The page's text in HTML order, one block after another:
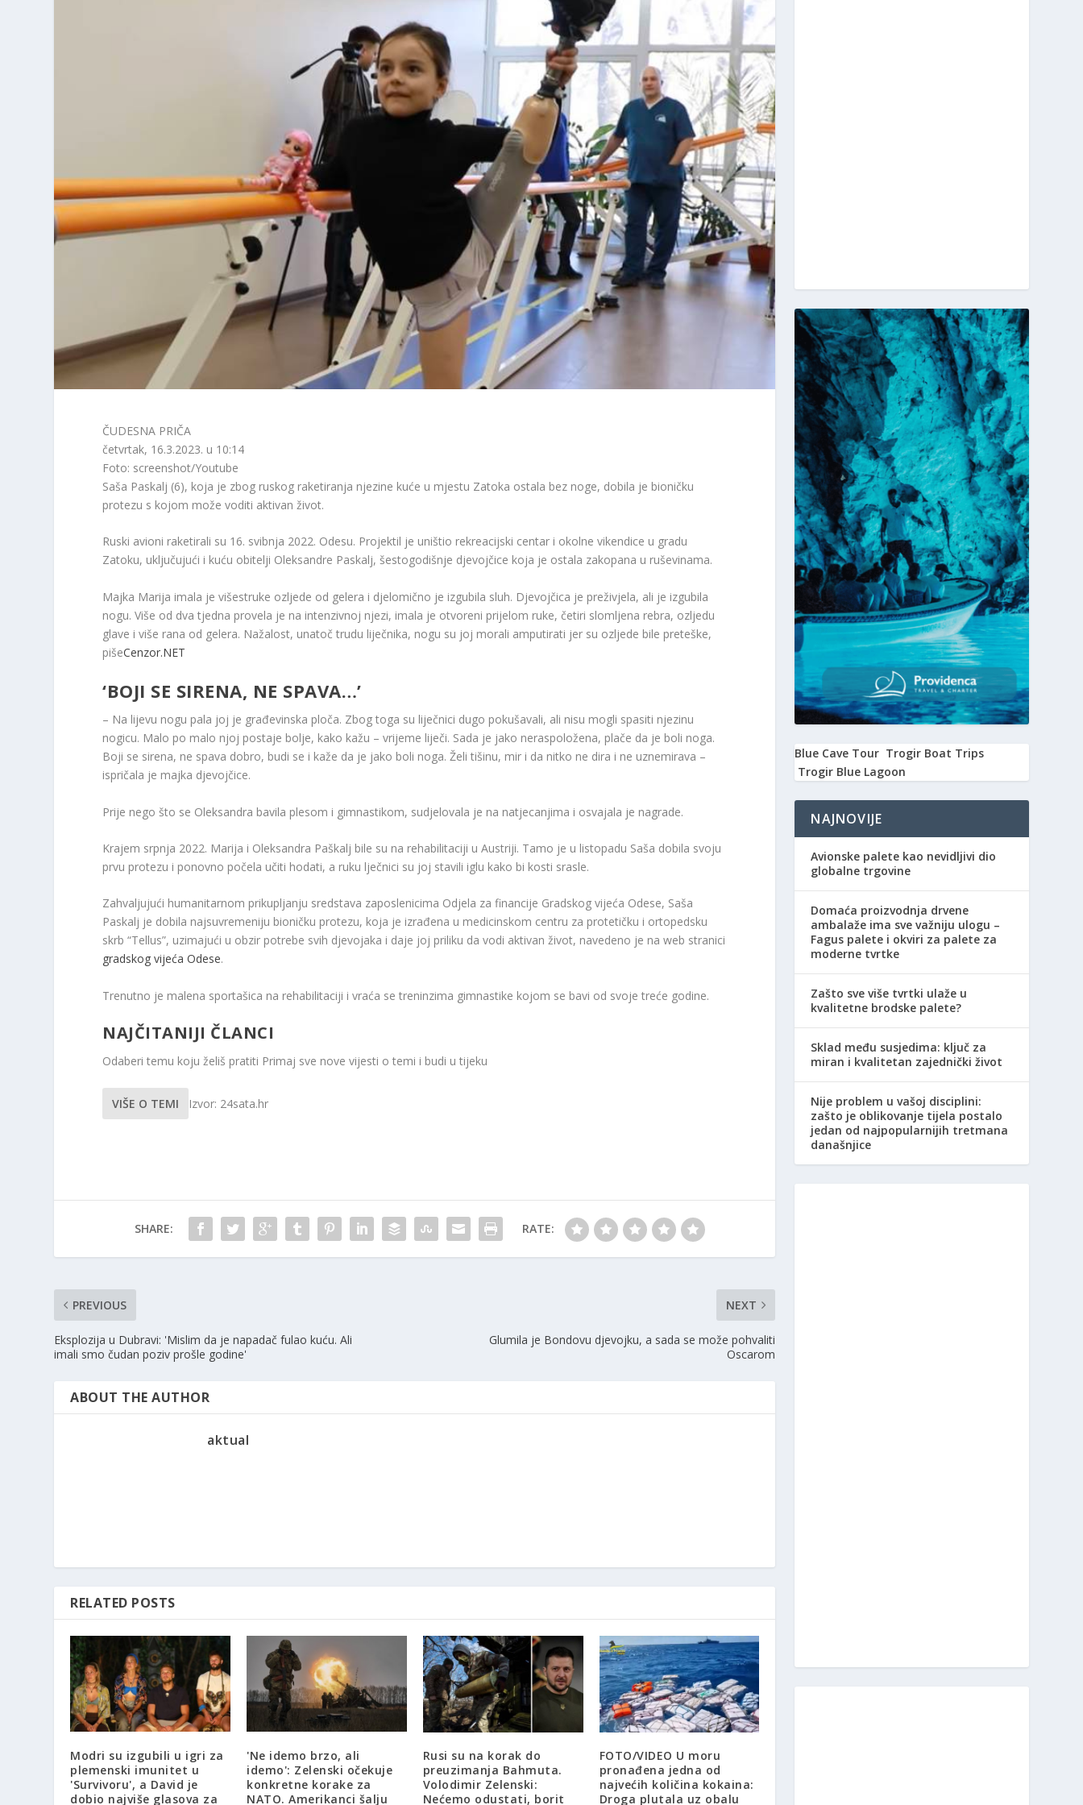
ČUDESNA PRIČA
četvrtak, 16.3.2023. u 10:14
Foto: screenshot/Youtube
Saša Paskalj (6), koja je zbog ruskog raketiranja njezine kuće u mjestu Zatoka ostala bez noge, dobila je bioničku
protezu s kojom može voditi aktivan život.
Ruski avioni raketirali su 16. svibnja 2022. Odesu. Projektil je uništio rekreacijski centar i okolne vikendice u gradu
Zatoku, uključujući i kuću obitelji Oleksandre Paskalj, šestogodišnje djevojčice koja je ostala zakopana u ruševinama.
Majka Marija imala je višestruke ozljede od gelera i djelomično je izgubila sluh. Djevojčica je preživjela, ali je izgubila
nogu. Više od dva tjedna provela je na intenzivnoj njezi, imala je otvoreni prijelom ruke, četiri slomljena rebra, ozljedu
glave i više rana od gelera. Nažalost, unatoč trudu liječnika, nogu su joj morali amputirati jer su ozljede bile preteške,
pišeCenzor.NET
‘BOJI SE SIRENA, NE SPAVA…’
– Na lijevu nogu pala joj je građevinska ploča. Zbog toga su liječnici dugo pokušavali, ali nisu mogli spasiti njezinu
nogicu. Malo po malo njoj postaje bolje, kako kažu – vrijeme liječi. Sada je jako neraspoložena, plače da je boli noga.
Boji se sirena, ne spava dobro, budi se i kaže da je jako boli noga. Želi tišinu, mir i da nitko ne dira i ne uznemirava –
ispričala je majka djevojčice.
Prije nego što se Oleksandra bavila plesom i gimnastikom, sudjelovala je na natjecanjima i osvajala je nagrade.
Krajem srpnja 2022. Marija i Oleksandra Paškalj bile su na rehabilitaciji u Austriji. Tamo je u listopadu Saša dobila svoju
prvu protezu i ponovno počela učiti hodati, a ruku lječnici su joj stavili iglu kako bi kosti srasle.
Zahvaljujući humanitarnom prikupljanju sredstava zaposlenicima Odjela za financije Gradskog vijeća Odese, Saša
Paskalj je dobila najsuvremeniju bioničku protezu, koja je izrađena u medicinskom centru za protetičku i ortopedsku
skrb “Tellus”, uzimajući u obzir potrebe svih djevojaka i daje joj priliku da vodi aktivan život, navedeno je na web stranici
gradskog vijeća Odese.
Trenutno je malena sportašica na rehabilitaciji i vraća se treninzima gimnastike kojom se bavi od svoje treće godine.
NAJČITANIJI ČLANCI
Odaberi temu koju želiš pratiti Primaj sve nove vijesti o temi i budi u tijeku
VIŠE O TEMI Izvor: 24sata.hr
SHARE: RATE:
PREVIOUS
Eksplozija u Dubravi: 'Mislim da je napadač fulao kuću. Ali
imali smo čudan poziv prošle godine'
NEXT
Glumila je Bondovu djevojku, a sada se može pohvaliti
Oscarom
ABOUT THE AUTHOR
aktual
RELATED POSTS
Modri ​​su izgubili u igri za
plemenski imunitet u
'Survivoru', a David je
dobio najviše glasova za
'Ne idemo brzo, ali
idemo': Zelenski očekuje
konkretne korake za
NATO. Amerikanci šalju
Rusi su na korak do
preuzimanja Bahmuta.
Volodimir Zelenski:
Nećemo odustati, borit
FOTO/VIDEO U moru
pronađena jedna od
najvećih količina kokaina:
Droga plutala uz obalu
Blue Cave Tour Trogir Boat Trips
Trogir Blue Lagoon
NAJNOVIJE
Avionske palete kao nevidljivi dio
globalne trgovine
Domaća proizvodnja drvene
ambalaže ima sve važniju ulogu –
Fagus palete i okviri za palete za
moderne tvrtke
Zašto sve više tvrtki ulaže u
kvalitetne brodske palete?
Sklad među susjedima: ključ za
miran i kvalitetan zajednički život
Nije problem u vašoj disciplini:
zašto je oblikovanje tijela postalo
jedan od najpopularnijih tretmana
današnjice